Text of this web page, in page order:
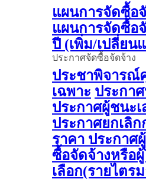
แผนการจัดซื้อ
แผนการจัดซื้อ
ปี (เพิ่ม/เปลี่ยน
ประกาศจัดซื้อจัดจ้าง
ประชาพิจาร
เฉพาะ ประกา
ประกาศผู้ชนะ
ประกาศยกเลิ
ราคา ประกาศ
ซื้อจัดจ้างหรือ
เลือก(รายไตร